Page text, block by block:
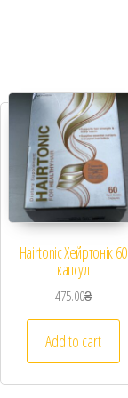
Hairtonic Хейртонік 60
капсул
475.00₴
Add to cart